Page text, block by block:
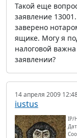
Такой еще
заявление
заверено
ящике. Могу я
налоговой
заявлении?
14 апреля 2009
iustus
IP/